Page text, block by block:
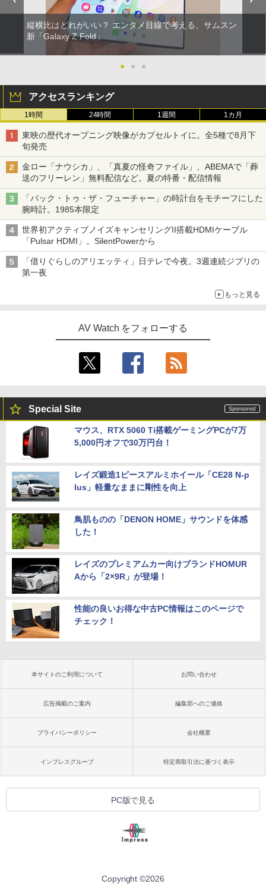
縦横比はどれがいい？ エンタメ目線で考える、サムスン
新「Galaxy Z Fold」
● ● ●
アクセスランキング
1時間 24時間 1週間 1カ月
東映の歴代オープニング映像がカプセルトイに。全5種で8月下
旬発売
金ロー「ナウシカ」、「真夏の怪奇ファイル」、ABEMAで「葬
送のフリーレン」無料配信など。夏の特番・配信情報
「バック・トゥ・ザ・フューチャー」の時計台をモチーフにした
腕時計。1985本限定
世界初アクティブノイズキャンセリングII搭載HDMIケーブル
「Pulsar HDMI」。SilentPowerから
「借りぐらしのアリエッティ」日テレで今夜。3週連続ジブリの
第一夜
もっと見る
AV Watch をフォローする
Special Site
マウス、RTX 5060 Ti搭載ゲーミングPCが7万
5,000円オフで30万円台！
レイズ鍛造1ピースアルミホイール「CE28 N-p
lus」軽量なままに剛性を向上
鳥肌ものの「DENON HOME」サウンドを体感
した！
レイズのプレミアムカー向けブランドHOMUR
Aから「2×9R」が登場！
性能の良いお得な中古PC情報はこのページで
チェック！
本サイトのご利用について お問い合わせ
広告掲載のご案内 編集部へのご連絡
プライバシーポリシー 会社概要
インプレスグループ 特定商取引法に基づく表示
PC版で見る
Copyright ©2026